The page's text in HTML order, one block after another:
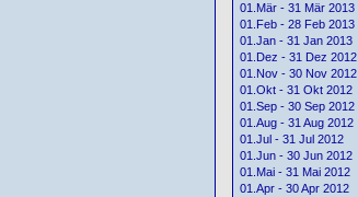
01.Mär - 31 Mär 2013
01.Feb - 28 Feb 2013
01.Jan - 31 Jan 2013
01.Dez - 31 Dez 2012
01.Nov - 30 Nov 2012
01.Okt - 31 Okt 2012
01.Sep - 30 Sep 2012
01.Aug - 31 Aug 2012
01.Jul - 31 Jul 2012
01.Jun - 30 Jun 2012
01.Mai - 31 Mai 2012
01.Apr - 30 Apr 2012